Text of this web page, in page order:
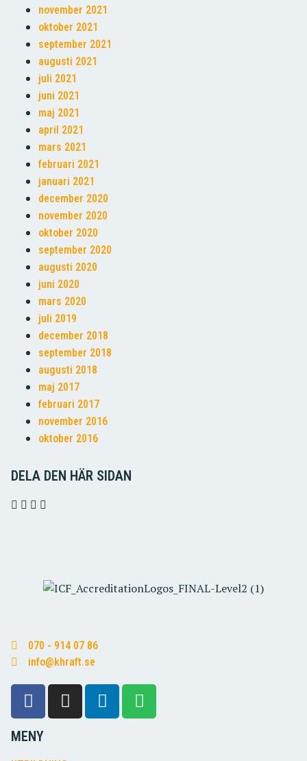
november 2021
oktober 2021
september 2021
augusti 2021
juli 2021
juni 2021
maj 2021
april 2021
mars 2021
februari 2021
januari 2021
december 2020
november 2020
oktober 2020
september 2020
augusti 2020
juni 2020
mars 2020
juli 2019
december 2018
september 2018
augusti 2018
maj 2017
februari 2017
november 2016
oktober 2016
DELA DEN HÄR SIDAN
070 - 914 07 86
info@khraft.se
MENY